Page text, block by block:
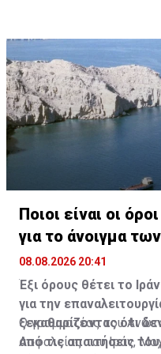
Ποιοι είναι οι
για το άνοιγμα
08.08.2026 20:41
Έξι όρους θέτει το
για την
ξεκαθαρίζοντας ότι
από τις απαιτήσεις
Ο γραμματέας του
Ασφαλείας του Ιράν,